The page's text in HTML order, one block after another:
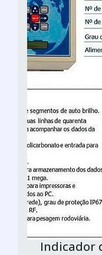
Indicador